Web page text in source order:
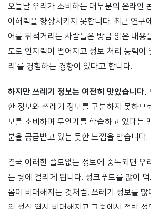
오늘날 우리가 소비하는 대부분의 온라인
이해력을 향상시키지 못합니다. 최근 연구
어를 뒤적거리는 사람들은 방금 읽은 내용
도로 인지력이 떨어지고 정보 처리 능력이
리'를 경험하는 경향이 있다고 합니다.
하지만 쓰레기 정보는 여전히 맛있습니다.
한 정보와 쓰레기 정보를 구분하지 못하므
보를 소비하며 무언가를 학습하고 있다는
분을 공급받고 있는 듯한 느낌을 받습니다.
결국 이러한 쓸모없는 정보에 중독되면 우
는 병에 걸리게 됩니다. 정크푸드를 많이
몸이 비대해지는 것처럼, 쓰레기 정보를 많